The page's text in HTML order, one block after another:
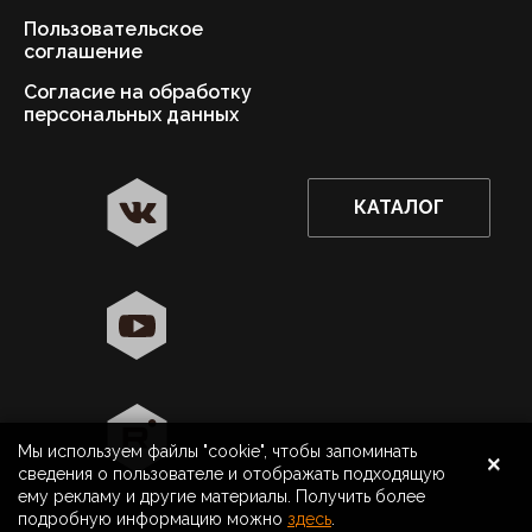
8 800 500 40 40 Новосибирск
Да
Поиск
Пользовательское
соглашение
Согласие на обработку
персональных данных
КАТАЛОГ
Мы используем файлы "cookie", чтобы запоминать
сведения о пользователе и отображать подходящую
ему рекламу и другие материалы. Получить более
подробную информацию можно здесь
×